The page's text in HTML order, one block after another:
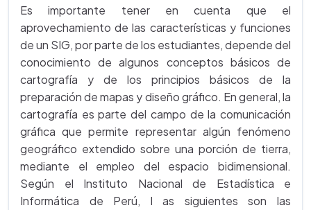
Es importante tener en cuenta que el
aprovechamiento de las características y funciones
de un SIG, por parte de los estudiantes, depende del
conocimiento de algunos conceptos básicos de
cartografía y de los principios básicos de la
preparación de mapas y diseño gráfico. En general, la
cartografía es parte del campo de la comunicación
gráfica que permite representar algún fenómeno
geográfico extendido sobre una porción de tierra,
mediante el empleo del espacio bidimensional.
Según el Instituto Nacional de Estadística e
Informática de Perú, l as siguientes son las